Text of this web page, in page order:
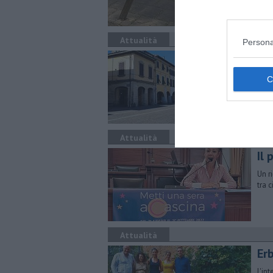
Attualità
Il
Attualità
Il
Un
tra
Attualità